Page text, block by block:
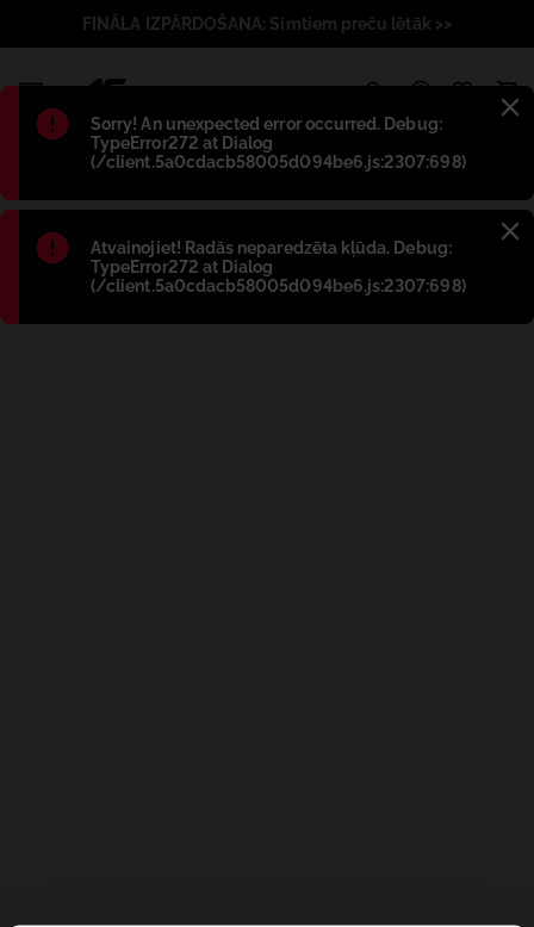
Błąd:
Sorry! An unexpected error occurred. Debug:
TypeError272 at Dialog
(/client.5a0cdacb58005d094be6.js:2307:698)
Błąd:
Atvainojiet! Radās neparedzēta kļūda. Debug:
TypeError272 at Dialog
(/client.5a0cdacb58005d094be6.js:2307:698)
FINĀLA IZPĀRDOŠANA: Simtiem preču lētāk >>